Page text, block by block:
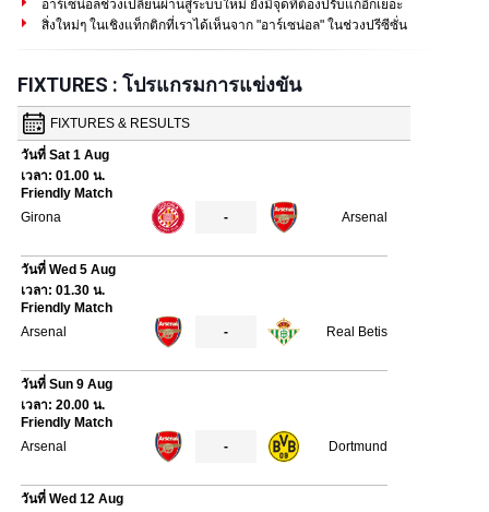
อาร์เซน่อลช่วงเปลี่ยนผ่านสู่ระบบใหม่ ยังมีจุดที่ต้องปรับแก้อีกเยอะ
สิ่งใหม่ๆ ในเชิงแท็กติกที่เราได้เห็นจาก "อาร์เซน่อล" ในช่วงปรีซีซั่น
FIXTURES : โปรแกรมการแข่งขัน